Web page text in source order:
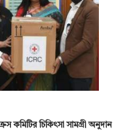
কমিটির চিকিৎসা সামগ্রী অনুদান